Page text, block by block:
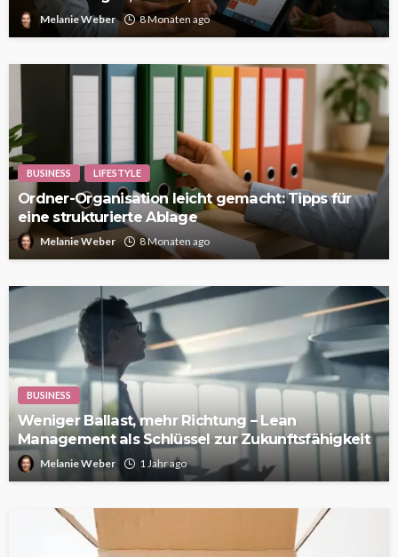
Melanie Weber 8 Monaten ago
BUSINESS LIFESTYLE
Ordner-Organisation leicht gemacht: Tipps für
eine strukturierte Ablage
Melanie Weber 8 Monaten ago
BUSINESS
Weniger Ballast, mehr Richtung – Lean
Management als Schlüssel zur Zukunftsfähigkeit
Melanie Weber 1 Jahr ago